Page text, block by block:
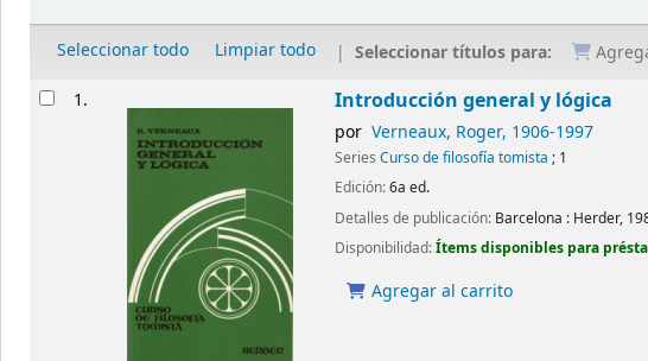
Seleccionar todo Limpiar todo Seleccionar títulos para:
Resultados
1. Introducción general y lógica
por Verneaux, Roger, 1906-1997
SeriesCurso de filosofía tomista ; 1
Edición:6a ed.
Detalles de publicación: Barcelona : Herder,
Disponibilidad:Ítems disponibles para
Agregar al carrito